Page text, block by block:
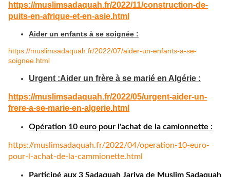
https://muslimsadaquah.fr/2022/11/construction-de-
puits-en-afrique-et-en-asie.html
Aider un enfants à se soignée :
https://muslimsadaquah.fr/2022/07/aider-un-enfants-a-se-
soignee.html
Urgent :Aider un frère à se marié en Algérie :
https://muslimsadaquah.fr/2022/05/urgent-aider-un-
frere-a-se-marie-en-algerie.html
Opération 10 euro pour l'achat de la camionnette :
https://muslimsadaquah.fr/2022/04/operation-10-euro-
pour-l-achat-de-la-cammionette.html
Participé aux 3 Sadaquah Jariya de Muslim Sadaquah